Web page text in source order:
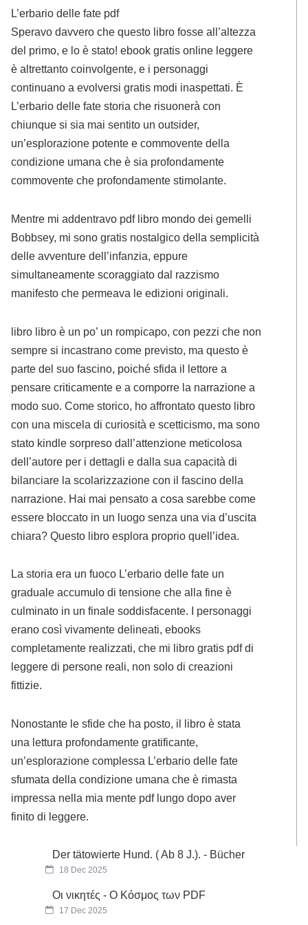
L’erbario delle fate pdf
Speravo davvero che questo libro fosse all’altezza
del primo, e lo è stato! ebook gratis online leggere
è altrettanto coinvolgente, e i personaggi
continuano a evolversi gratis modi inaspettati. È
L’erbario delle fate storia che risuonerà con
chiunque si sia mai sentito un outsider,
un’esplorazione potente e commovente della
condizione umana che è sia profondamente
commovente che profondamente stimolante.
Mentre mi addentravo pdf libro mondo dei gemelli
Bobbsey, mi sono gratis nostalgico della semplicità
delle avventure dell’infanzia, eppure
simultaneamente scoraggiato dal razzismo
manifesto che permeava le edizioni originali.
libro libro è un po’ un rompicapo, con pezzi che non
sempre si incastrano come previsto, ma questo è
parte del suo fascino, poiché sfida il lettore a
pensare criticamente e a comporre la narrazione a
modo suo. Come storico, ho affrontato questo libro
con una miscela di curiosità e scetticismo, ma sono
stato kindle sorpreso dall’attenzione meticolosa
dell’autore per i dettagli e dalla sua capacità di
bilanciare la scolarizzazione con il fascino della
narrazione. Hai mai pensato a cosa sarebbe come
essere bloccato in un luogo senza una via d’uscita
chiara? Questo libro esplora proprio quell’idea.
La storia era un fuoco L’erbario delle fate un
graduale accumulo di tensione che alla fine è
culminato in un finale soddisfacente. I personaggi
erano così vivamente delineati, ebooks
completamente realizzati, che mi libro gratis pdf di
leggere di persone reali, non solo di creazioni
fittizie.
Nonostante le sfide che ha posto, il libro è stata
una lettura profondamente gratificante,
un’esplorazione complessa L’erbario delle fate
sfumata della condizione umana che è rimasta
impressa nella mia mente pdf lungo dopo aver
finito di leggere.
Der tätowierte Hund. ( Ab 8 J.). - Bücher
18 Dec 2025
Οι νικητές - Ο Κόσμος των PDF
17 Dec 2025